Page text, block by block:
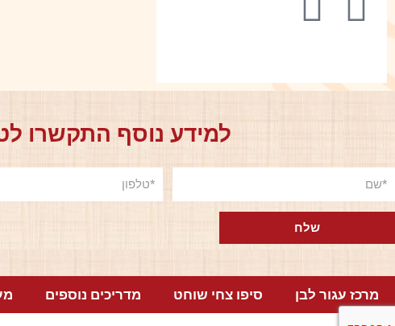
למידע נוסף התקשרו
שלח
מרכז עגור לבן סיפו צחי שוחט מדריכים נוספים